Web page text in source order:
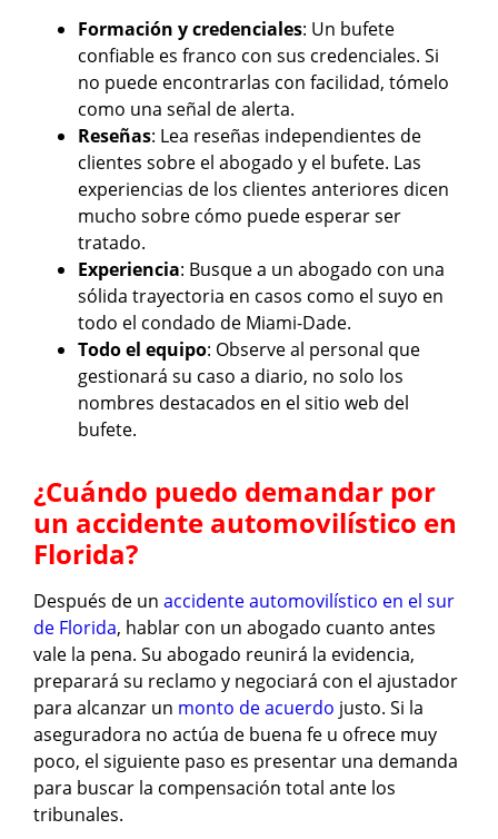
Formación y credenciales: Un bufete
confiable es franco con sus credenciales. Si
no puede encontrarlas con facilidad, tómelo
como una señal de alerta.
Reseñas: Lea reseñas independientes de
clientes sobre el abogado y el bufete. Las
experiencias de los clientes anteriores dicen
mucho sobre cómo puede esperar ser
tratado.
Experiencia: Busque a un abogado con una
sólida trayectoria en casos como el suyo en
todo el condado de Miami-Dade.
Todo el equipo: Observe al personal que
gestionará su caso a diario, no solo los
nombres destacados en el sitio web del
bufete.
¿Cuándo puedo demandar por
un accidente automovilístico en
Florida?
Después de un accidente automovilístico en el sur
de Florida, hablar con un abogado cuanto antes
vale la pena. Su abogado reunirá la evidencia,
preparará su reclamo y negociará con el ajustador
para alcanzar un monto de acuerdo justo. Si la
aseguradora no actúa de buena fe u ofrece muy
poco, el siguiente paso es presentar una demanda
para buscar la compensación total ante los
tribunales.